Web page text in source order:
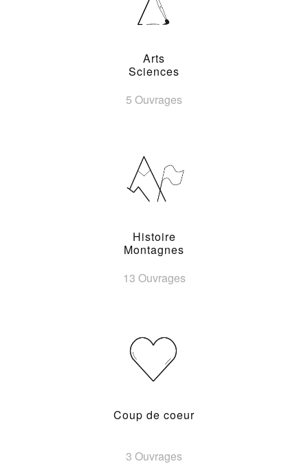
Arts
Sciences
5 Ouvrages
Histoire
Montagnes
13 Ouvrages
Coup de coeur
3 Ouvrages